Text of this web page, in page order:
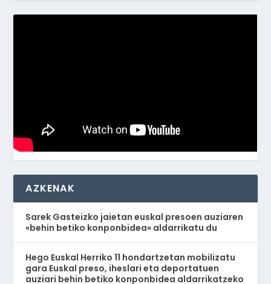
AZKENAK
Sarek Gasteizko jaietan euskal presoen auziaren
«behin betiko konponbidea» aldarrikatu du
Hego Euskal Herriko 11 hondartzetan mobilizatu
gara Euskal preso, iheslari eta deportatuen
auziari behin betiko konponbidea aldarrikatzeko